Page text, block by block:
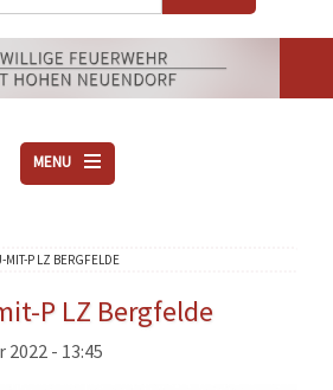
MENU
VEREINE
AKTUELLES
DOWNLOADS
MIT-P LZ BERGFELDE
P LZ Bergfelde
- 13:45